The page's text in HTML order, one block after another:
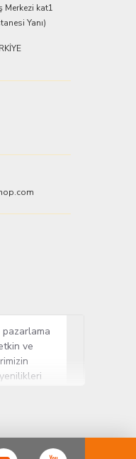
Merkezi kat1
Yanı)
pazarlama
ve
bir yer